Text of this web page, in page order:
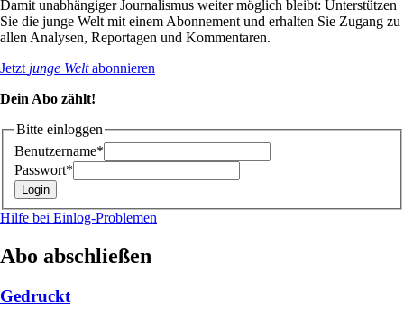
Damit unabhängiger Journalismus weiter möglich bleibt: Unterstützen
Sie die junge Welt mit einem Abonnement und erhalten Sie Zugang zu
allen Analysen, Reportagen und Kommentaren.
Jetzt junge Weltabonnieren
Dein Abo zählt!
Bitte einloggen
Benutzername*
Passwort*
Hilfe bei Einlog-Problemen
Abo abschließen
Gedruckt